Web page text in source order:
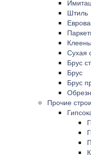
Штиль
Сухая
Брус
Брус
Брус
Прочие